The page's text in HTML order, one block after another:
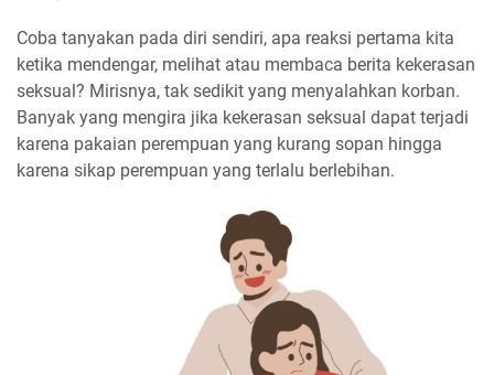
Coba tanyakan pada diri sendiri, apa reaksi pertama kita
ketika mendengar, melihat atau membaca berita kekerasan
seksual? Mirisnya, tak sedikit yang menyalahkan korban.
Banyak yang mengira jika kekerasan seksual dapat terjadi
karena pakaian perempuan yang kurang sopan hingga
karena sikap perempuan yang terlalu berlebihan.